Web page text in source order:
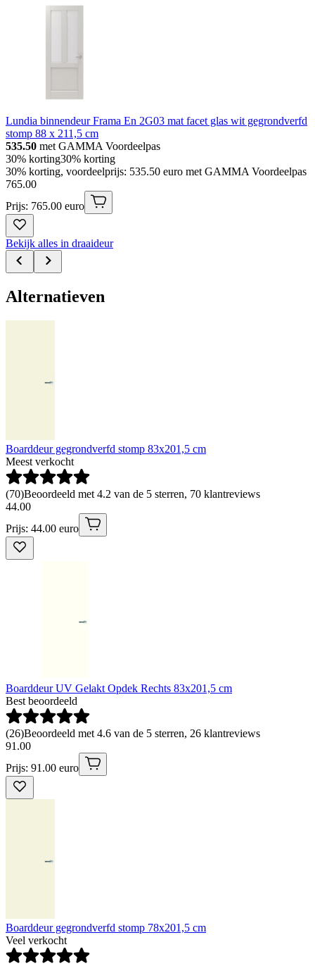
Lundia binnendeur Frama En 2G03 mat facet glas wit gegrondverfd
stomp 88 x 211,5 cm
535.50 met GAMMA Voordeelpas
30% korting30% korting
30% korting, voordeelprijs: 535.50 euro met GAMMA Voordeelpas
765.00
Prijs: 765.00 euro
Bekijk alles in draaideur
Alternatieven
Boarddeur gegrondverfd stomp 83x201,5 cm
Meest verkocht
(70)Beoordeeld met 4.2 van de 5 sterren, 70 klantreviews
44.00
Prijs: 44.00 euro
Boarddeur UV Gelakt Opdek Rechts 83x201,5 cm
Best beoordeeld
(26)Beoordeeld met 4.6 van de 5 sterren, 26 klantreviews
91 .00
Prijs: 91.00 euro
Boarddeur gegrondverfd stomp 78x201,5 cm
Veel verkocht